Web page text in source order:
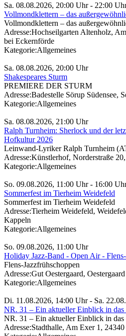
Sa. 08.08.2026, 20:00 Uhr - 22:00
Vollmondklettern – das
Vollmondklettern – das
Adresse:Hochseilgarten Altenholz,
bei Eckernförde
Kategorie:Allgemeines
Sa. 08.08.2026, 20:00 Uhr
Shakespeares Sturm
PREMIERE DER STURM
Adresse:Badestelle Sörup Südensee,
Kategorie:Allgemeines
Sa. 08.08.2026, 21:00 Uhr
Ralph Turnheim: Sherlock und der
Hofkultur 2026
Leinwand-Lyriker Ralph Turnheim
Adresse:Künstlerhof, Norderstraße
Kategorie:Allgemeines
So. 09.08.2026, 11:00 Uhr - 16:00
Sommerfest im Tierheim Weidefeld
Sommerfest im Tierheim Weidefeld
Adresse:Tierheim Weidefeld,
Kappeln
Kategorie:Allgemeines
So. 09.08.2026, 11:00 Uhr
Holiday Jazz-Band - Open Air -
Flens-Jazzfrühschoppen
Adresse:Gut Oestergaard,
Kategorie:Allgemeines
Di. 11.08.2026, 14:00 Uhr - Sa.
NR. 31 – Ein aktueller Einblick in das
NR. 31 – Ein aktueller Einblick in das
Adresse:Stadthalle, Am Exer 1,